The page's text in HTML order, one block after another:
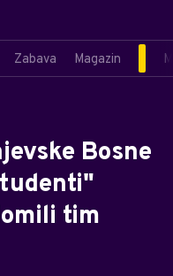
Zabava Magazin
Bosne
tim